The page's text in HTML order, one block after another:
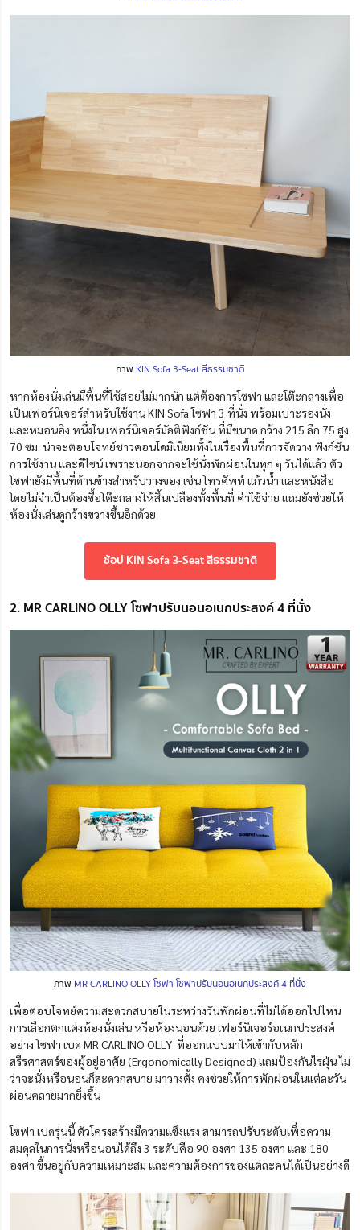
ภาพ KIN Sofa 3-Seat สีธรรมชาติ
หากห้องนั่งเล่นมีพื้นที่ใช้สอยไม่มากนัก แต่ต้องการโซฟา และโต๊ะกลางเพื่อ
เป็นเฟอร์นิเจอร์สำหรับใช้งาน KIN Sofa โซฟา 3 ที่นั่ง พร้อมเบาะรองนั่ง
และหมอนอิง หนึ่งใน เฟอร์นิเจอร์มัลติฟังก์ชัน ที่มีขนาด กว้าง 215 ลึก 75 สูง
70 ซม. น่าจะตอบโจทย์ชาวคอนโดมิเนียมทั้งในเรื่องพื้นที่การจัดวาง ฟังก์ชัน
การใช้งาน และดีไซน์ เพราะนอกจากจะใช้นั่งพักผ่อนในทุก ๆ วันได้แล้ว ตัว
โซฟายังมีพื้นที่ด้านข้างสำหรับวางของ เช่น โทรศัพท์ แก้วน้ำ และหนังสือ
โดยไม่จำเป็นต้องซื้อโต๊ะกลางให้สิ้นเปลืองทั้งพื้นที่ ค่าใช้จ่าย แถมยังช่วยให้
ห้องนั่งเล่นดูกว้างขวางขึ้นอีกด้วย
ช้อป KIN Sofa 3-Seat สีธรรมชาติ
2. MR CARLINO OLLY โซฟาปรับนอนอเนกประสงค์ 4 ที่นั่ง
ภาพ MR CARLINO OLLY โซฟา โซฟาปรับนอนอเนกประสงค์ 4 ที่นั่ง
เพื่อตอบโจทย์ความสะดวกสบายในระหว่างวันพักผ่อนที่ไม่ได้ออกไปไหน
การเลือกตกแต่งห้องนั่งเล่น หรือห้องนอนด้วย เฟอร์นิเจอร์อเนกประสงค์
อย่าง โซฟา เบด MR CARLINO OLLY ที่ออกแบบมาให้เข้ากับหลัก
สรีรศาสตร์ของผู้อยู่อาศัย (Ergonomically Designed) แถมป้องกันไรฝุ่น ไม่
ว่าจะนั่งหรือนอนก็สะดวกสบาย มาวางตั้ง คงช่วยให้การพักผ่อนในแต่ละวัน
ผ่อนคลายมากยิ่งขึ้น
โซฟา เบดรุ่นนี้ ตัวโครงสร้างมีความแข็งแรง สามารถปรับระดับเพื่อความ
สมดุลในการนั่งหรือนอนได้ถึง 3 ระดับคือ 90 องศา 135 องศา และ 180
องศา ขึ้นอยู่กับความเหมาะสม และความต้องการของแต่ละคนได้เป็นอย่างดี